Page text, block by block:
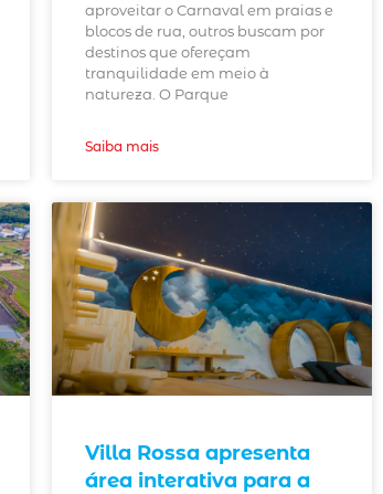
aproveitar o Carnaval em praias e
blocos de rua, outros buscam por
destinos que ofereçam
tranquilidade em meio à
natureza. O Parque
Saiba mais
Villa Rossa apresenta
área interativa para a